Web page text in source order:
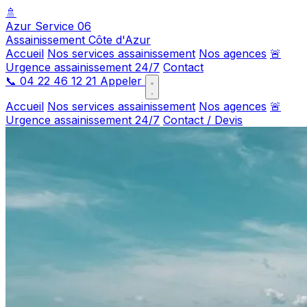
🚿
Azur Service 06
Assainissement Côte d'Azur
Accueil Nos services assainissement Nos agences 🚨
Urgence assainissement 24/7 Contact
📞 04 22 46 12 21 Appeler
Accueil Nos services assainissement Nos agences 🚨
Urgence assainissement 24/7 Contact / Devis